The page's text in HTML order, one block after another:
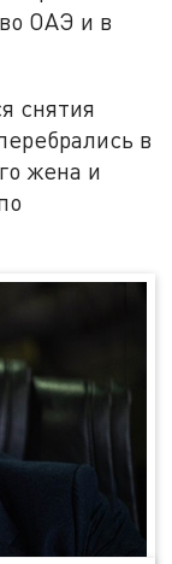
ОАЭ и в
снятия
в
жена и